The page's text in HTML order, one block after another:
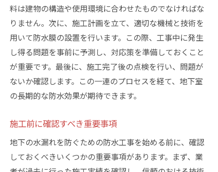
料は建物の構造や使用環境に合わせたものでなければな
りません。次に、施工計画を立て、適切な機械と技術を
用いて防水膜の設置を行います。この際、工事中に発生
し得る問題を事前に予測し、対応策を準備しておくこと
が重要です。最後に、施工完了後の点検を行い、問題が
ないか確認します。この一連のプロセスを経て、地下室
の長期的な防水効果が期待できます。
施工前に確認すべき重要事項
地下の水漏れを防ぐための防水工事を始める前に、確認
しておくべきいくつかの重要事項があります。まず、業